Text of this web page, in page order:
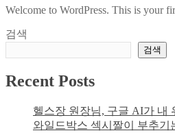
Welcome to WordPress. This is your
검색
검색
Recent Posts
헬스장 원장님, 구글 AI가 내
와일드박스 섹시짤이 부추기